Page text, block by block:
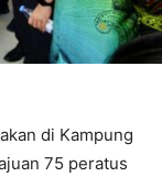
di Kampung
75 peratus